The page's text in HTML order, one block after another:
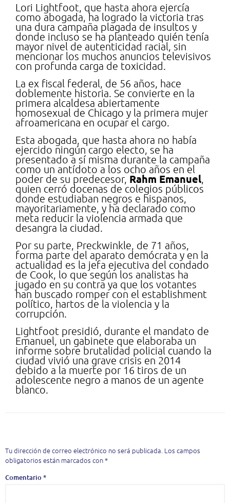
Lori Lightfoot, que hasta ahora ejercía
como abogada, ha logrado la victoria tras
una dura campaña plagada de insultos y
donde incluso se ha planteado quién tenía
mayor nivel de autenticidad racial, sin
mencionar los muchos anuncios televisivos
con profunda carga de toxicidad.
La ex fiscal federal, de 56 años, hace
doblemente historia. Se convierte en la
primera alcaldesa abiertamente
homosexual de Chicago y la primera mujer
afroamericana en ocupar el cargo.
Esta abogada, que hasta ahora no había
ejercido ningún cargo electo, se ha
presentado a sí misma durante la campaña
como un antídoto a los ocho años en el
poder de su predecesor, Rahm Emanuel
quien cerró docenas de colegios públicos
donde estudiaban negros e hispanos,
mayoritariamente, y ha declarado como
meta reducir la violencia armada que
desangra la ciudad.
Por su parte, Preckwinkle, de 71 años,
forma parte del aparato demócrata y en la
actualidad es la jefa ejecutiva del condado
de Cook, lo que según los analistas ha
jugado en su contra ya que los votantes
han buscado romper con el establishment
político, hartos de la violencia y la
corrupción.
Lightfoot presidió, durante el mandato de
Emanuel, un gabinete que elaboraba un
informe sobre brutalidad policial cuando la
ciudad vivió una grave crisis en 2014
debido a la muerte por 16 tiros de un
adolescente negro a manos de un agente
blanco.
Tu dirección de correo electrónico no será publicada. Los campos
obligatorios están marcados con*
Comentario*